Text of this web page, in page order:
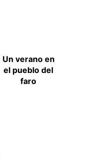
Un verano en
el pueblo del
faro